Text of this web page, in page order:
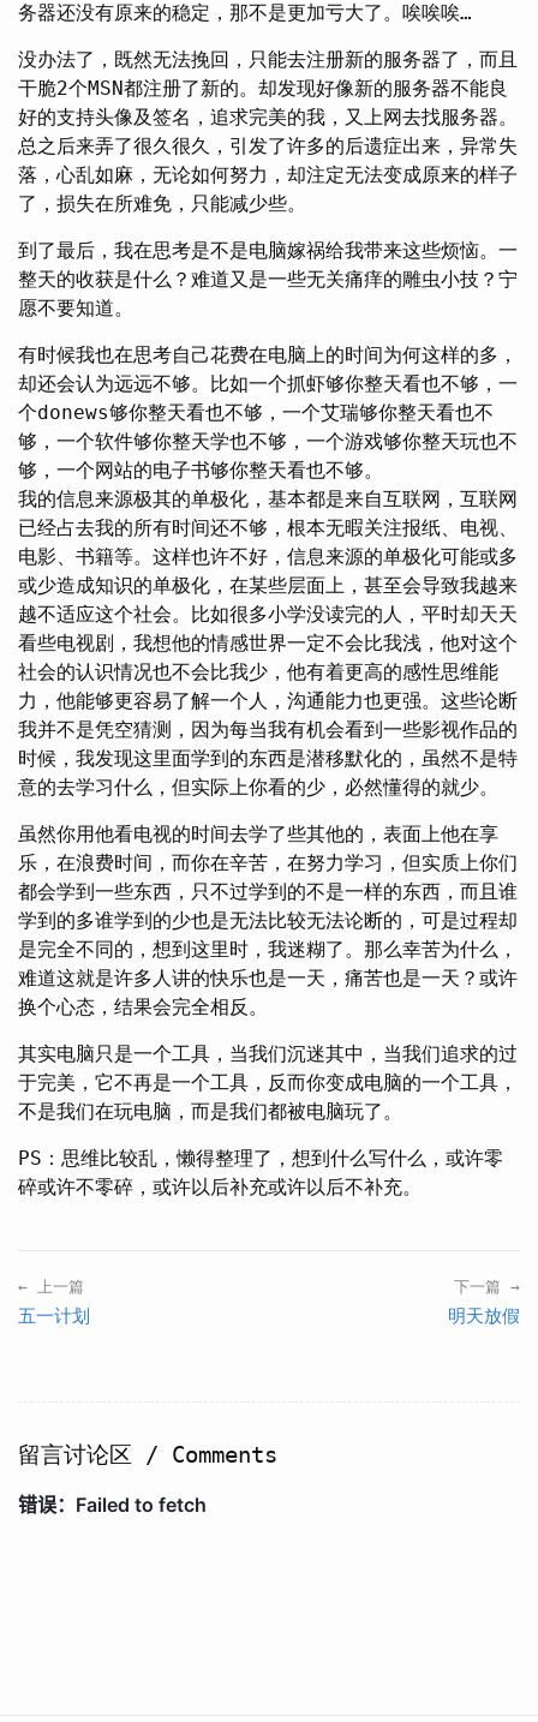
务器还没有原来的稳定，那不是更加亏大了。唉唉唉…
没办法了，既然无法挽回，只能去注册新的服务器了，而且
干脆2个MSN都注册了新的。却发现好像新的服务器不能良
好的支持头像及签名，追求完美的我，又上网去找服务器。
总之后来弄了很久很久，引发了许多的后遗症出来，异常失
落，心乱如麻，无论如何努力，却注定无法变成原来的样子
了，损失在所难免，只能减少些。
到了最后，我在思考是不是电脑嫁祸给我带来这些烦恼。一
整天的收获是什么？难道又是一些无关痛痒的雕虫小技？宁
愿不要知道。
有时候我也在思考自己花费在电脑上的时间为何这样的多，
却还会认为远远不够。比如一个抓虾够你整天看也不够，一
个donews够你整天看也不够，一个艾瑞够你整天看也不
够，一个软件够你整天学也不够，一个游戏够你整天玩也不
够，一个网站的电子书够你整天看也不够。
我的信息来源极其的单极化，基本都是来自互联网，互联网
已经占去我的所有时间还不够，根本无暇关注报纸、电视、
电影、书籍等。这样也许不好，信息来源的单极化可能或多
或少造成知识的单极化，在某些层面上，甚至会导致我越来
越不适应这个社会。比如很多小学没读完的人，平时却天天
看些电视剧，我想他的情感世界一定不会比我浅，他对这个
社会的认识情况也不会比我少，他有着更高的感性思维能
力，他能够更容易了解一个人，沟通能力也更强。这些论断
我并不是凭空猜测，因为每当我有机会看到一些影视作品的
时候，我发现这里面学到的东西是潜移默化的，虽然不是特
意的去学习什么，但实际上你看的少，必然懂得的就少。
虽然你用他看电视的时间去学了些其他的，表面上他在享
乐，在浪费时间，而你在辛苦，在努力学习，但实质上你们
都会学到一些东西，只不过学到的不是一样的东西，而且谁
学到的多谁学到的少也是无法比较无法论断的，可是过程却
是完全不同的，想到这里时，我迷糊了。那么幸苦为什么，
难道这就是许多人讲的快乐也是一天，痛苦也是一天？或许
换个心态，结果会完全相反。
其实电脑只是一个工具，当我们沉迷其中，当我们追求的过
于完美，它不再是一个工具，反而你变成电脑的一个工具，
不是我们在玩电脑，而是我们都被电脑玩了。
PS：思维比较乱，懒得整理了，想到什么写什么，或许零
碎或许不零碎，或许以后补充或许以后不补充。
← 上一篇
五一计划
下一篇 →
明天放假
留言讨论区 / Comments